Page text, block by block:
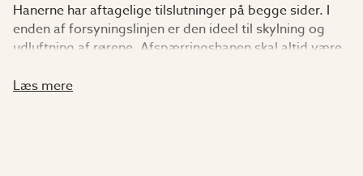
Hanerne har aftagelige tilslutninger på begge sider. I
enden af forsyningslinjen er den ideel til skylning og
udluftning af rørene. Afspærringshanen skal altid være
letter placeringen og fjernelsen af Tropf-Blumat-
Læs mere